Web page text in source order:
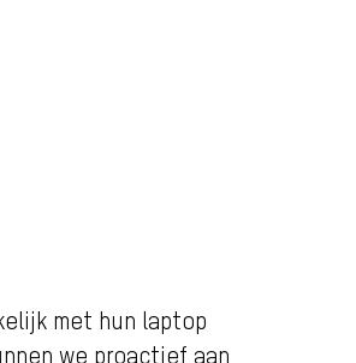
met hun laptop
we proactief aan